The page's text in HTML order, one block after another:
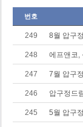
번호
249 8월 압구
248 에프앤코,
247 7월 압구
246 압구정드
245 5월 압구